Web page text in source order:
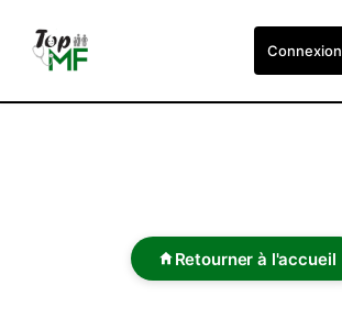
Connexion
Retourner à l'accueil